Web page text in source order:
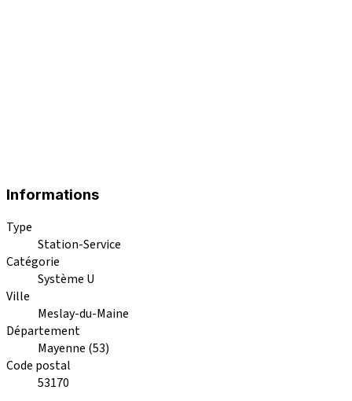
Informations
Type
Station-Service
Catégorie
Système U
Ville
Meslay-du-Maine
Département
Mayenne (53)
Code postal
53170